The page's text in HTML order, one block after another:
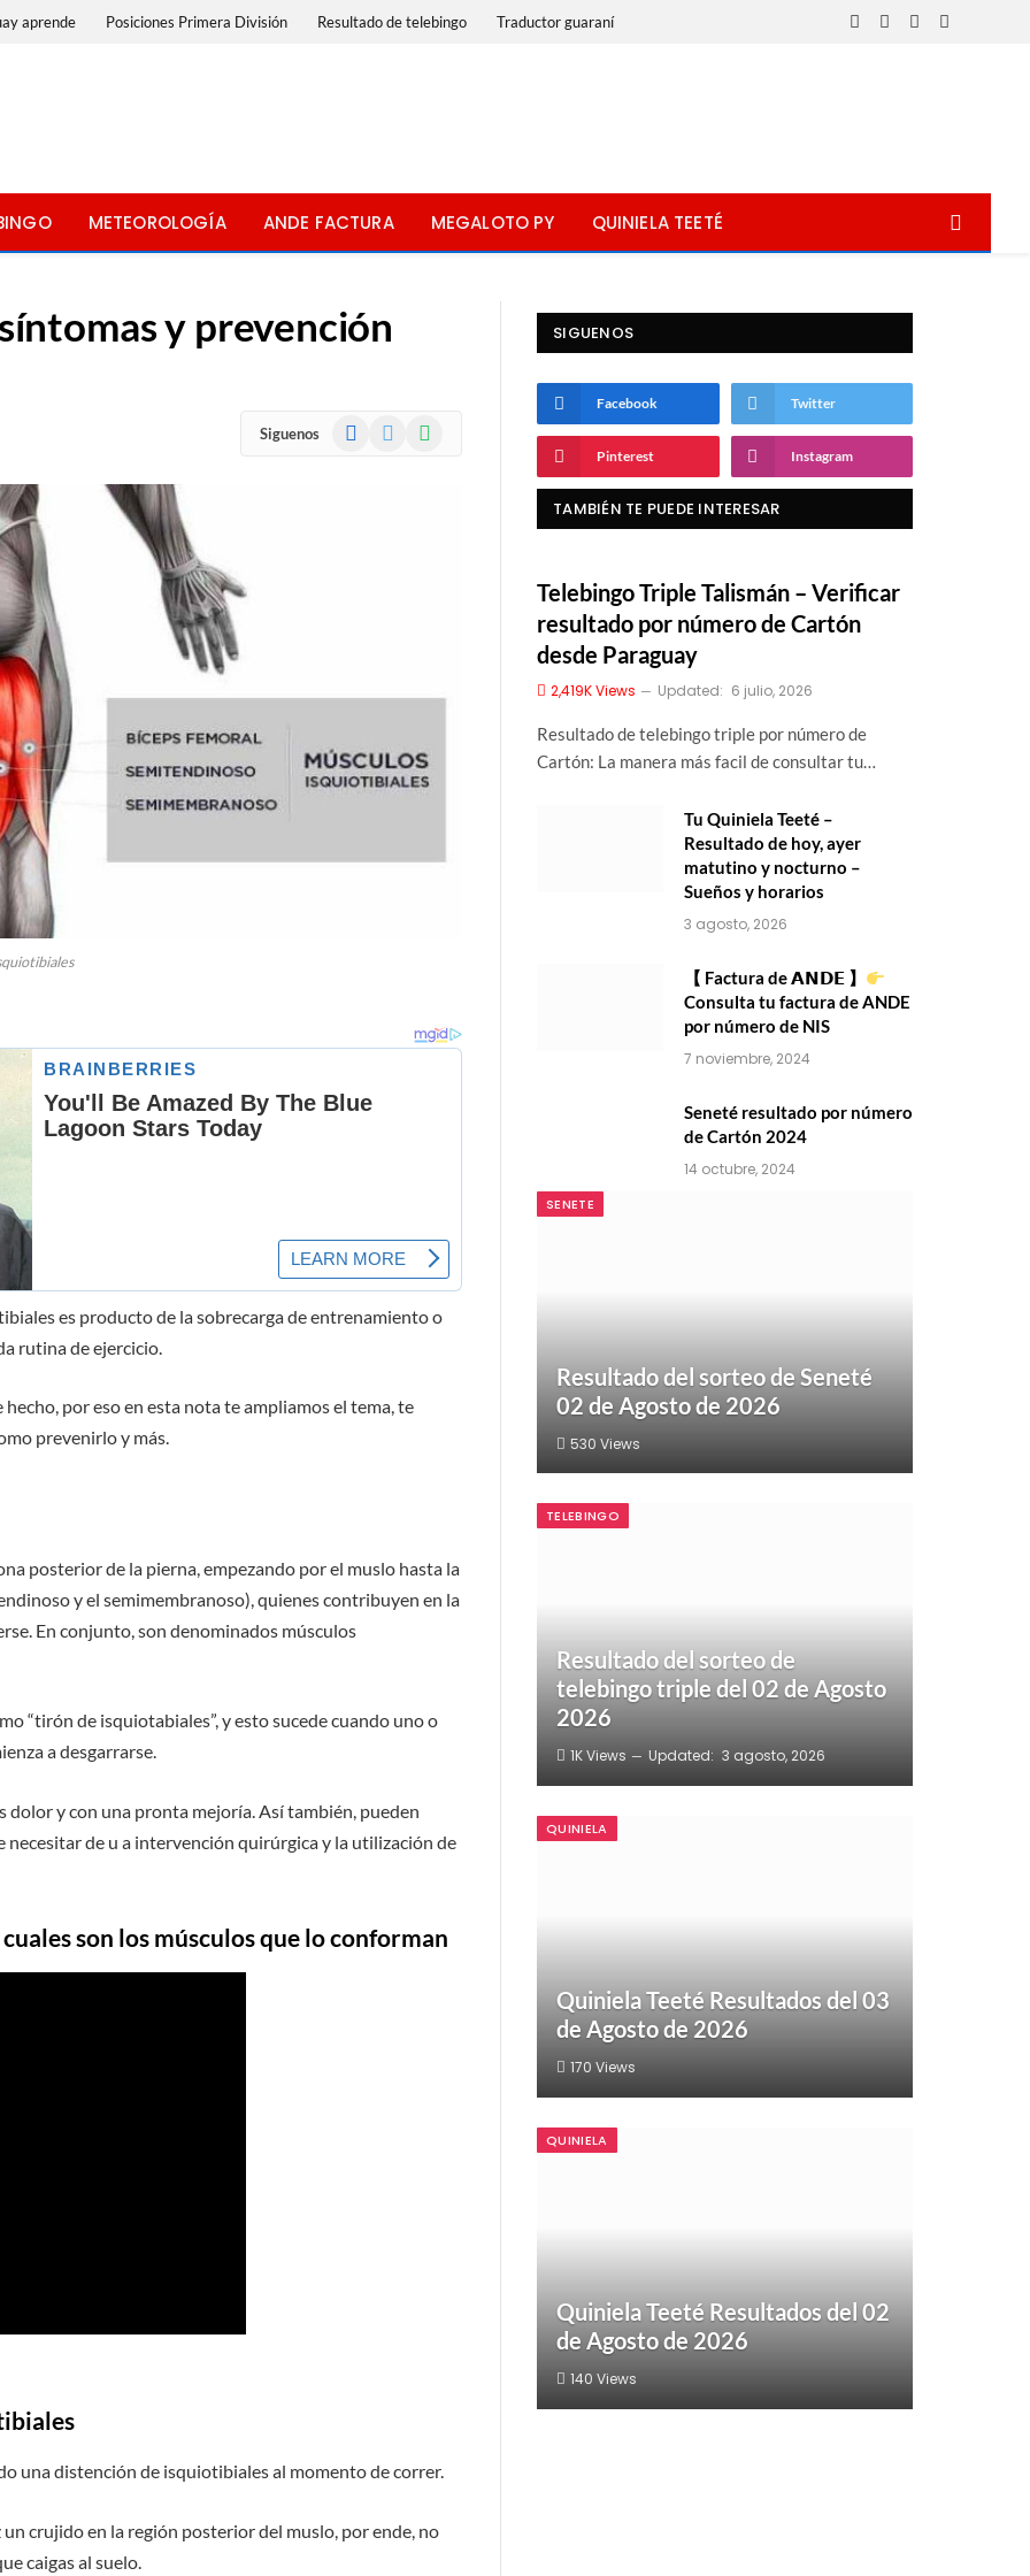
aprende Posiciones Primera División Resultado de telebingo Traductor guaraní
Facebook
X
InstagramWhatsApp
METEOROLOGÍA ANDE FACTURA MEGALOTO PY QUINIELA TEETÉ
y prevención
Siguenos Facebook WhatsApp
es producto de la sobrecarga de entrenamiento o
rutina de ejercicio.
por eso en esta nota te ampliamos el tema, te
prevenirlo y más.
posterior de la pierna, empezando por el muslo hasta la
y el semimembranoso), quienes contribuyen en la
En conjunto, son denominados músculos
“tirón de isquiotabiales”, y esto sucede cuando uno o
a desgarrarse.
dolor y con una pronta mejoría. Así también, pueden
de u a intervención quirúrgica y la utilización de
son los músculos que lo conforman
una distención de isquiotibiales al momento de correr.
crujido en la región posterior del muslo, por ende, no
caigas al suelo.
SIGUENOS
Facebook Twitter
Pinterest Instagram
TAMBIÉN TE PUEDE INTERESAR
Telebingo Triple Talismán – Verificar
resultado por número de Cartón
desde Paraguay
2,419KViews Updated: 6 julio, 2026
Resultado de telebingo triple por número de
Cartón: La manera más facil de consultar tu…
Tu Quiniela Teeté –
Resultado de hoy, ayer
matutino y nocturno –
Sueños y horarios
3 agosto, 2026
【 Factura de 𝗔𝗡𝗗𝗘 】
Consulta tu factura de ANDE
por número de NIS
7 noviembre, 2024
Seneté resultado por número
de Cartón 2024
14 octubre, 2024
SENETE
Resultado del sorteo de Seneté
02 de Agosto de 2026
530 Views
TELEBINGO
Resultado del sorteo de
telebingo triple del 02 de Agosto
2026
1KViews Updated: 3 agosto, 2026
QUINIELA
Quiniela Teeté Resultados del 03
de Agosto de 2026
170 Views
QUINIELA
Quiniela Teeté Resultados del 02
de Agosto de 2026
140 Views